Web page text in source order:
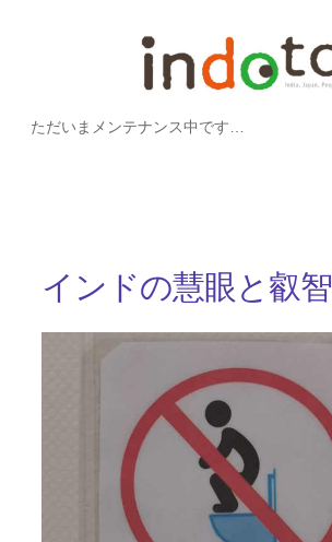
ただいまメンテナンス中です…
インドの慧眼と叡智